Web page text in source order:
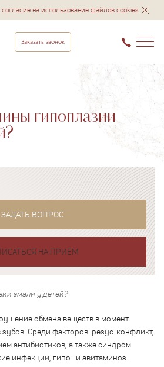
согласие на использование файлов cookies
Заказать звонок
гипоплазии
ЗАДАТЬ ВОПРОС
НА ПРИЕМ
эмали у детей?
обмена веществ в момент
Среди факторов: резус-конфликт,
антибиотиков, а также синдром
инфекции, гипо- и авитаминоз.